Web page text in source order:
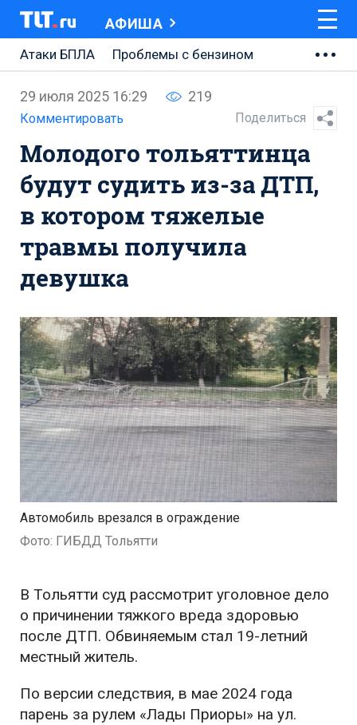
АФИША
Атаки БПЛА
Проблемы с бензином
Ремонт Центральной площади
Ремонт Обводного шоссе
Набережная Тольятти
Неделя Тольятти
29 июля 2025 16:29 219
Комментировать Поделиться
Молодого тольяттинца
будут судить из-за ДТП,
в котором тяжелые
травмы получила
девушка
Автомобиль врезался в ограждение
Фото: ГИБДД Тольятти
В Тольятти суд рассмотрит уголовное дело
о причинении тяжкого вреда здоровью
после ДТП. Обвиняемым стал 19-летний
местный житель.
По версии следствия, в мае 2024 года
парень за рулем «Лады Приоры» на ул.